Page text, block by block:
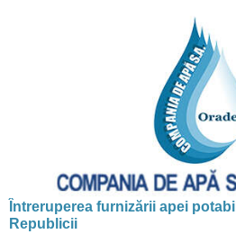
Întreruperea furnizării apei
Republicii